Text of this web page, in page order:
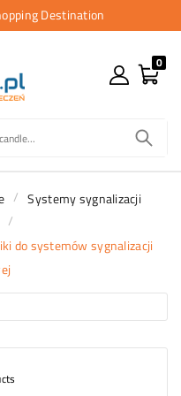
Destination
0
Systemy sygnalizacji
do systemów sygnalizacji